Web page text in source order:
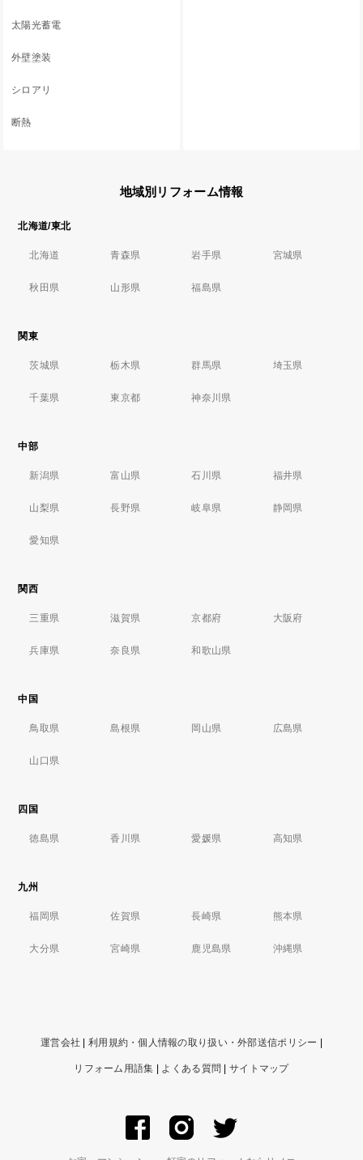
太陽光蓄電
外壁塗装
シロアリ
断熱
地域別リフォーム情報
北海道/東北
北海道 青森県 岩手県 宮城県
秋田県 山形県 福島県
関東
茨城県 栃木県 群馬県 埼玉県
千葉県 東京都 神奈川県
中部
新潟県 富山県 石川県 福井県
山梨県 長野県 岐阜県 静岡県
愛知県
関西
三重県 滋賀県 京都府 大阪府
兵庫県 奈良県 和歌山県
中国
鳥取県 島根県 岡山県 広島県
山口県
四国
徳島県 香川県 愛媛県 高知県
九州
福岡県 佐賀県 長崎県 熊本県
大分県 宮崎県 鹿児島県 沖縄県
運営会社 利用規約・個人情報の取り扱い・外部送信ポリシー
リフォーム用語集 よくある質問 サイトマップ